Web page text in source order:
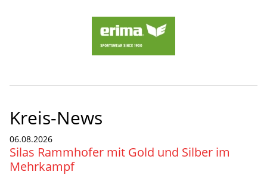
Kreis-News
06.08.2026
Silas Rammhofer mit Gold und Silber im
Mehrkampf